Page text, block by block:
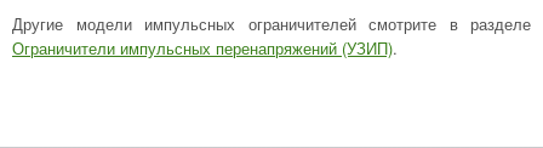
Другие модели импульсных ограничителей смотрите в разделе
Ограничители импульсных перенапряжений (УЗИП).